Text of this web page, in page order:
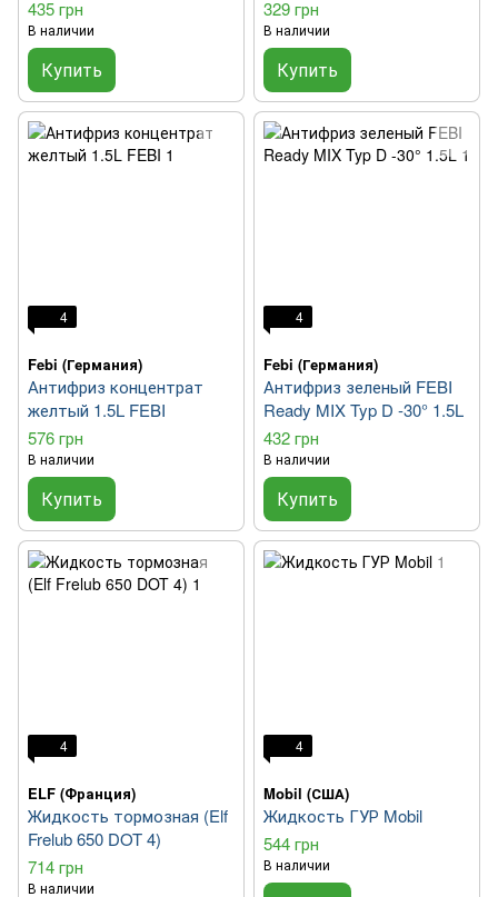
435 грн
В наличии
Купить
329 грн
В наличии
Купить
4
Febi (Германия)
Антифриз концентрат
желтый 1.5L FEBI
576 грн
В наличии
Купить
4
Febi (Германия)
Антифриз зеленый FEBI
Ready MIX Typ D -30° 1.5L
432 грн
В наличии
Купить
4
ELF (Франция)
Жидкость тормозная (Elf
Frelub 650 DOT 4)
714 грн
В наличии
4
Mobil (США)
Жидкость ГУР Mobil
544 грн
В наличии